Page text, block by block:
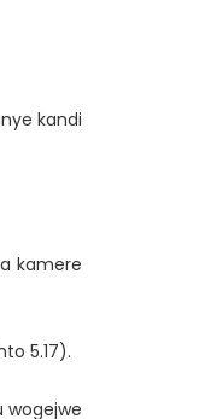
kandi
kamere
5.17).
wogejwe